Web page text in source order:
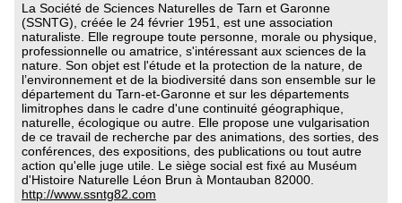
La Société de Sciences Naturelles de Tarn et Garonne
(SSNTG), créée le 24 février 1951, est une association
naturaliste. Elle regroupe toute personne, morale ou physique,
professionnelle ou amatrice, s'intéressant aux sciences de la
nature. Son objet est l'étude et la protection de la nature, de
l’environnement et de la biodiversité dans son ensemble sur le
département du Tarn-et-Garonne et sur les départements
limitrophes dans le cadre d'une continuité géographique,
naturelle, écologique ou autre. Elle propose une vulgarisation
de ce travail de recherche par des animations, des sorties, des
conférences, des expositions, des publications ou tout autre
action qu'elle juge utile. Le siège social est fixé au Muséum
d'Histoire Naturelle Léon Brun à Montauban 82000.
http://www.ssntg82.com